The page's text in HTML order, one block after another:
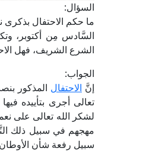
السؤال:
ما حكم الاحتفال بذكرى
السَّادس مِن أكتوبر،
الشرع الشريف، فهل
الجواب:
إنَّ الاحتفال المذكور
تعالى أجرى بتأييده
لشكر الله تعالى على
مهجهم في سبيل ذلك
سبيل رفعة شأن الأوطان